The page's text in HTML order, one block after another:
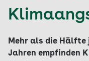
Mehr als die Hälfte
Jahren empfinden